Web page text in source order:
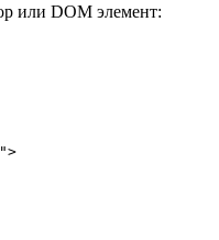
или DOM элемент:
>